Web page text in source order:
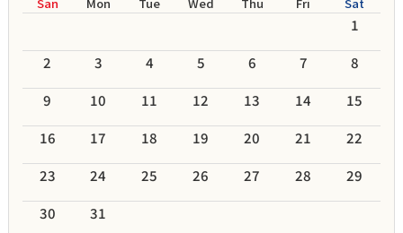
1
2
3 4 5 6 7
8
9
10 11 12 13 14
15
16
17 18 19 20 21
22
23
24 25 26 27 28
29
30
31